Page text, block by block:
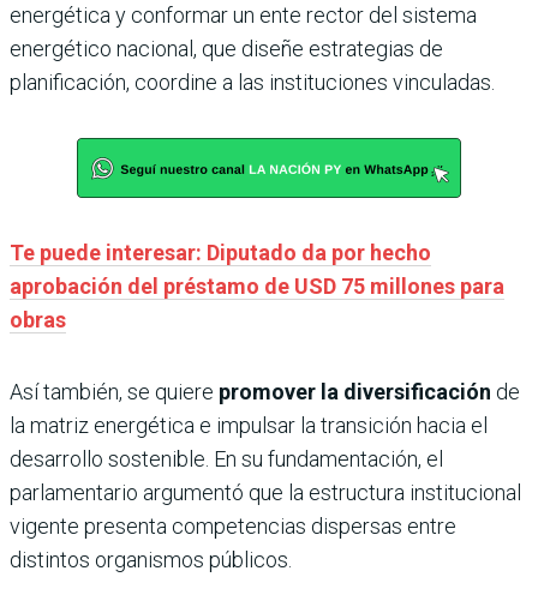
energética y conformar un ente rector del sistema
energético nacional, que diseñe estrategias de
planificación, coordine a las instituciones vinculadas.
Te puede interesar: Diputado da por hecho
aprobación del préstamo de USD 75 millones para
obras
Así también, se quiere promover la diversificación de
la matriz energética e impulsar la transición hacia el
desarrollo sostenible. En su fundamentación, el
parlamentario argumentó que la estructura institucional
vigente presenta competencias dispersas entre
distintos organismos públicos.